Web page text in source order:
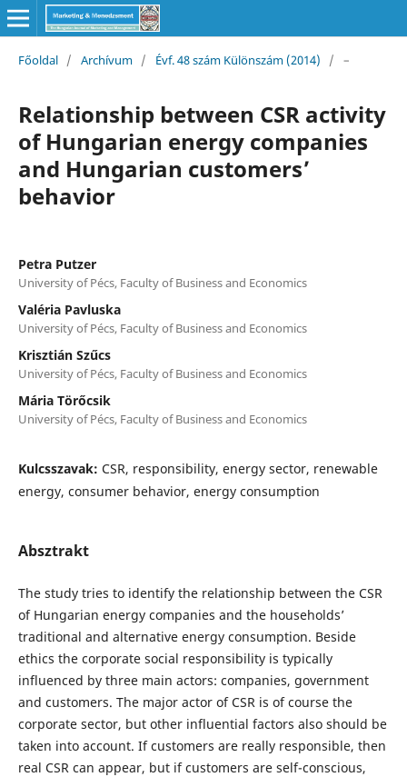
Főoldal / Archívum / Évf. 48 szám Különszám (2014) / –
Relationship between CSR activity
of Hungarian energy companies
and Hungarian customers’
behavior
Petra Putzer
University of Pécs, Faculty of Business and Economics
Valéria Pavluska
University of Pécs, Faculty of Business and Economics
Krisztián Szűcs
University of Pécs, Faculty of Business and Economics
Mária Törőcsik
University of Pécs, Faculty of Business and Economics
Kulcsszavak: CSR, responsibility, energy sector, renewable
energy, consumer behavior, energy consumption
Absztrakt
The study tries to identify the relationship between the CSR
of Hungarian energy companies and the households’
traditional and alternative energy consumption. Beside
ethics the corporate social responsibility is typically
influenced by three main actors: companies, government
and customers. The major actor of CSR is of course the
corporate sector, but other influential factors also should be
taken into account. If customers are really responsible, then
real CSR can appear, but if customers are self-conscious,